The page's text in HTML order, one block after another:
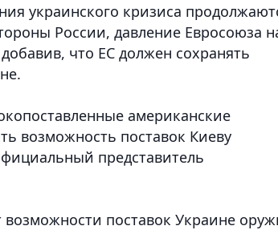
украинского кризиса
России, давление Евросоюза
что ЕС должен сохранять
американские
возможность поставок Киеву
представитель
поставок Украине